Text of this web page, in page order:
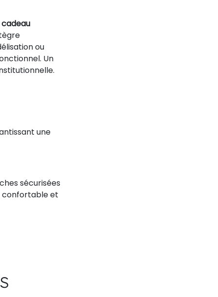
cadeau
ou
Un
une
sécurisées
confortable et